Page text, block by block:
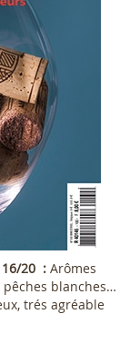
16/20 : Arômes
pêches blanches…
trés agréable